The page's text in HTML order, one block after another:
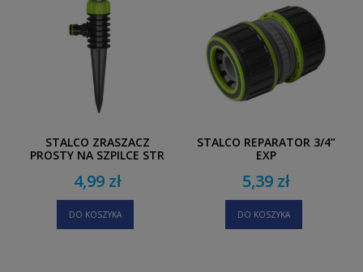
STALCO ZRASZACZ
PROSTY NA SZPILCE STR
4,99 zł
DO KOSZYKA
STALCO REPARATOR 3/4”
EXP
5,39 zł
DO KOSZYKA